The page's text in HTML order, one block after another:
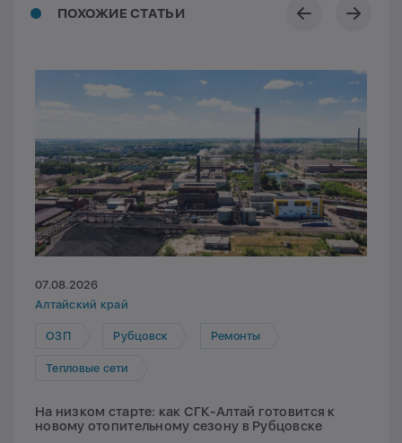
ПОХОЖИЕ СТАТЬИ
07.08.2026
Алтайский край
ОЗП Рубцовск Ремонты
Тепловые сети
На низком старте: как СГК-Алтай готовится к
новому отопительному сезону в Рубцовске